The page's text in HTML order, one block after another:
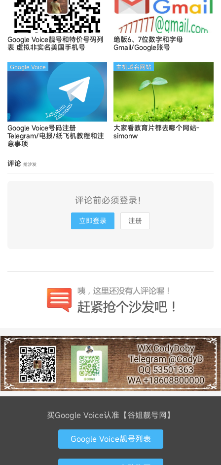
Google Voice靓号和特价号码列
表 虚拟非实名美国手机号
绝版6、7位数字和字母
Gmail/Google账号
Google Voice号码注册
Telegram/电报/纸飞机教程和注
意事项
Google Voice
大家看教育片都去哪个网站-
simonw
主机域名网站
评论 抢沙发
评论前必须登录！
立即登录 注册
买Google Voice认准【谷姐靓号网】
Google Voice靓号列表